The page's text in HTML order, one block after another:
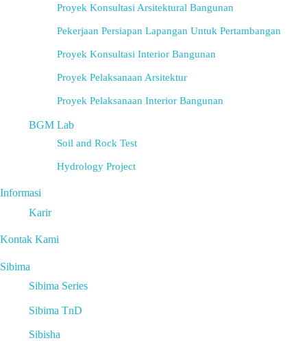
Proyek Konsultasi Arsitektural Bangunan
Pekerjaan Persiapan Lapangan Untuk Pertambangan
Proyek Konsultasi Interior Bangunan
Proyek Pelaksanaan Arsitektur
Proyek Pelaksanaan Interior Bangunan
BGM Lab
Soil and Rock Test
Hydrology Project
Informasi
Karir
Kontak Kami
Sibima
Sibima Series
Sibima TnD
Sibisha